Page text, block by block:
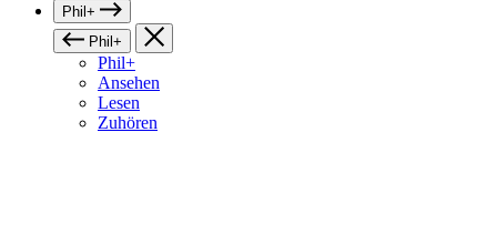
Phil+
Phil+
Phil+
Ansehen
Lesen
Zuhören